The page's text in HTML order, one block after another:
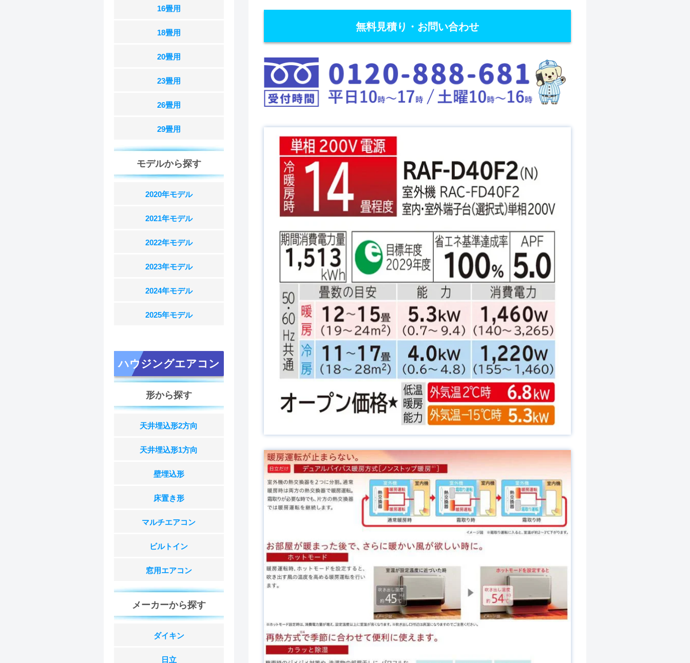
無料見積り・お問い合わせ
16畳用
18畳用
20畳用
23畳用
26畳用
29畳用
モデルから探す
2020年モデル
2021年モデル
2022年モデル
2023年モデル
2024年モデル
2025年モデル
ハウジングエアコン
形から探す
天井埋込形2方向
天井埋込形1方向
壁埋込形
床置き形
マルチエアコン
ビルトイン
窓用エアコン
メーカーから探す
ダイキン
日立